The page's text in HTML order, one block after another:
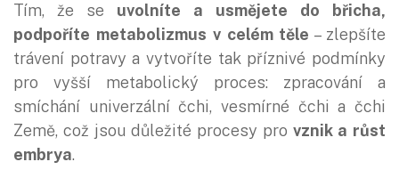
Tím, že se uvolníte a usmějete do břicha,
podpoříte metabolizmus v celém těle – zlepšíte
trávení potravy a vytvoříte tak příznivé podmínky
pro vyšší metabolický proces: zpracování a
smíchání univerzální čchi, vesmírné čchi a čchi
Země, což jsou důležité procesy pro vznik a růst
embrya.